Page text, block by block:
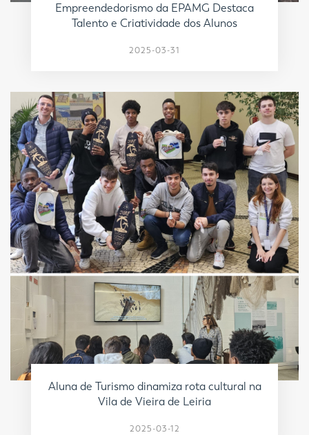
Empreendedorismo da EPAMG Destaca
Talento e Criatividade dos Alunos
2025-03-31
Aluna de Turismo dinamiza rota cultural na
Vila de Vieira de Leiria
2025-03-12